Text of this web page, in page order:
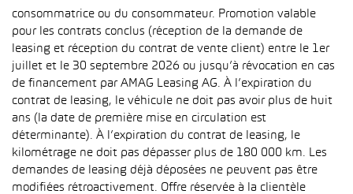
consommatrice ou du consommateur. Promotion valable
pour les contrats conclus (réception de la demande de
leasing et réception du contrat de vente client) entre le 1er
juillet et le 30 septembre 2026 ou jusqu’à révocation en cas
de financement par AMAG Leasing AG. À l’expiration du
contrat de leasing, le véhicule ne doit pas avoir plus de huit
ans (la date de première mise en circulation est
déterminante). À l’expiration du contrat de leasing, le
kilométrage ne doit pas dépasser plus de 180 000 km. Les
demandes de leasing déjà déposées ne peuvent pas être
modifiées rétroactivement. Offre réservée à la clientèle